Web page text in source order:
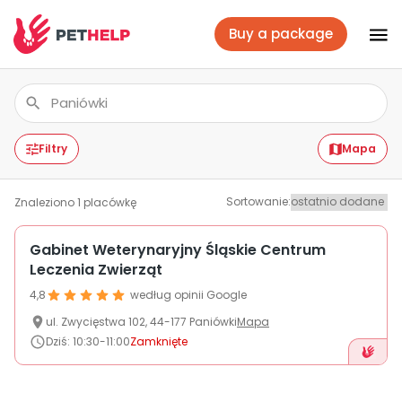
Veterinary packages
Insurance
For companies
Vet branches
Log In
Buy a package
Filtry Mapa
Znaleziono1 placówkę Sortowanie:
Gabinet Weterynaryjny Śląskie Centrum
Leczenia Zwierząt
4,8
według opinii Google
ul. Zwycięstwa 102,44-177 PaniówkiMapa
Dziś: 10:30-11:00Zamknięte